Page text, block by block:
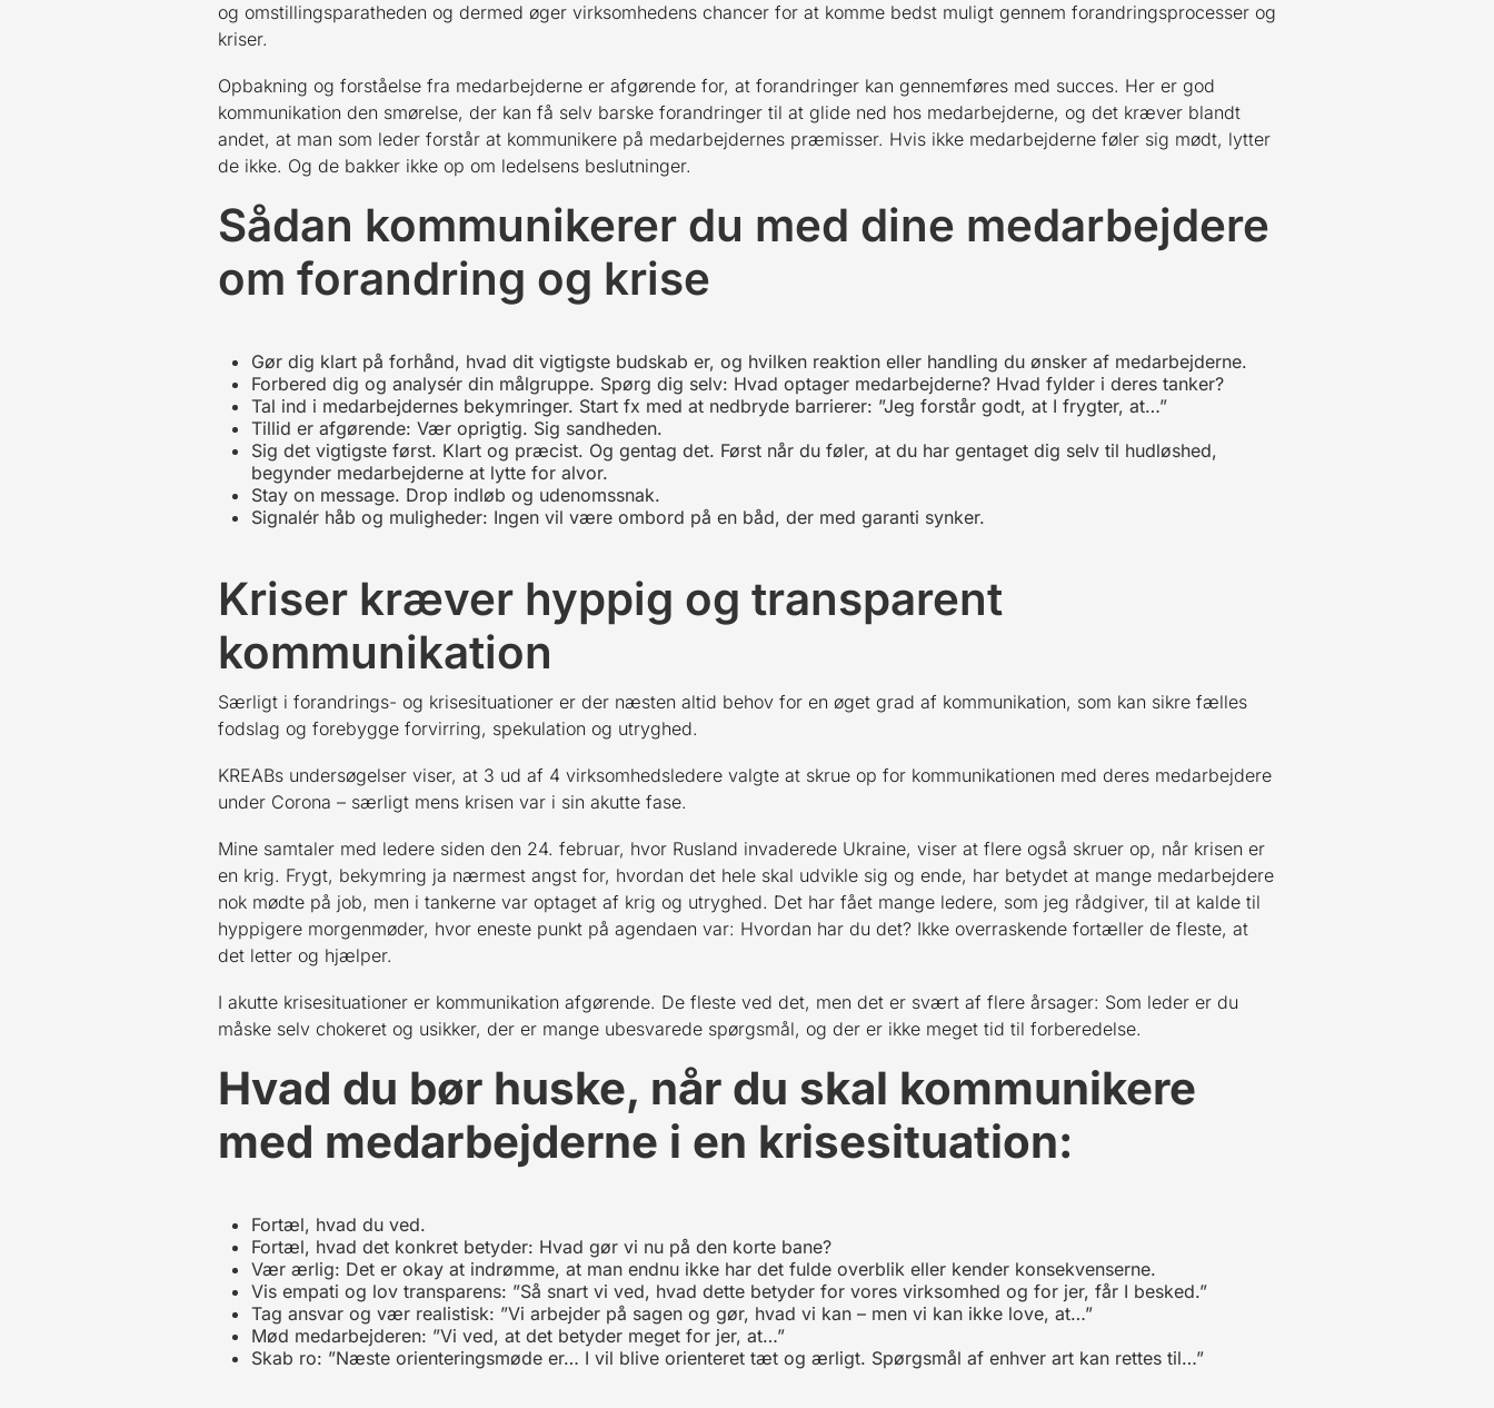
og omstillingsparatheden og dermed øger virksomhedens chancer for at komme bedst muligt gennem forandringsprocesser og
kriser.
Opbakning og forståelse fra medarbejderne er afgørende for, at forandringer kan gennemføres med succes. Her er god
kommunikation den smørelse, der kan få selv barske forandringer til at glide ned hos medarbejderne, og det kræver blandt
andet, at man som leder forstår at kommunikere på medarbejdernes præmisser. Hvis ikke medarbejderne føler sig mødt, lytter
de ikke. Og de bakker ikke op om ledelsens beslutninger.
Sådan kommunikerer du med dine medarbejdere
om forandring og krise
Gør dig klart på forhånd, hvad dit vigtigste budskab er, og hvilken reaktion eller handling du ønsker af medarbejderne.
Forbered dig og analysér din målgruppe. Spørg dig selv: Hvad optager medarbejderne? Hvad fylder i deres tanker?
Tal ind i medarbejdernes bekymringer. Start fx med at nedbryde barrierer: ”Jeg forstår godt, at I frygter, at…”
Tillid er afgørende: Vær oprigtig. Sig sandheden.
Sig det vigtigste først. Klart og præcist. Og gentag det. Først når du føler, at du har gentaget dig selv til hudløshed,
begynder medarbejderne at lytte for alvor.
Stay on message. Drop indløb og udenomssnak.
Signalér håb og muligheder: Ingen vil være ombord på en båd, der med garanti synker.
Kriser kræver hyppig og transparent
kommunikation
Særligt i forandrings- og krisesituationer er der næsten altid behov for en øget grad af kommunikation, som kan sikre fælles
fodslag og forebygge forvirring, spekulation og utryghed.
KREABs undersøgelser viser, at 3 ud af 4 virksomhedsledere valgte at skrue op for kommunikationen med deres medarbejdere
under Corona – særligt mens krisen var i sin akutte fase.
Mine samtaler med ledere siden den 24. februar, hvor Rusland invaderede Ukraine, viser at flere også skruer op, når krisen er
en krig. Frygt, bekymring ja nærmest angst for, hvordan det hele skal udvikle sig og ende, har betydet at mange medarbejdere
nok mødte på job, men i tankerne var optaget af krig og utryghed. Det har fået mange ledere, som jeg rådgiver, til at kalde til
hyppigere morgenmøder, hvor eneste punkt på agendaen var: Hvordan har du det? Ikke overraskende fortæller de fleste, at
det letter og hjælper.
I akutte krisesituationer er kommunikation afgørende. De fleste ved det, men det er svært af flere årsager: Som leder er du
måske selv chokeret og usikker, der er mange ubesvarede spørgsmål, og der er ikke meget tid til forberedelse.
Hvad du bør huske, når du skal kommunikere
med medarbejderne i en krisesituation:
Fortæl, hvad du ved.
Fortæl, hvad det konkret betyder: Hvad gør vi nu på den korte bane?
Vær ærlig: Det er okay at indrømme, at man endnu ikke har det fulde overblik eller kender konsekvenserne.
Vis empati og lov transparens: ”Så snart vi ved, hvad dette betyder for vores virksomhed og for jer, får I besked.”
Tag ansvar og vær realistisk: ”Vi arbejder på sagen og gør, hvad vi kan – men vi kan ikke love, at…”
Mød medarbejderen: ”Vi ved, at det betyder meget for jer, at…”
Skab ro: ”Næste orienteringsmøde er… I vil blive orienteret tæt og ærligt. Spørgsmål af enhver art kan rettes til…”